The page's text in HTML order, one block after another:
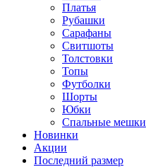
Платья
Рубашки
Сарафаны
Свитшоты
Толстовки
Топы
Футболки
Шорты
Юбки
Спальные мешки
Новинки
Акции
Последний размер